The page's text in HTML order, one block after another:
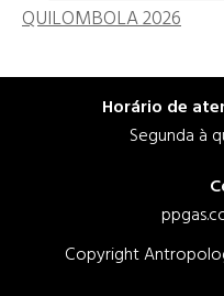
QUILOMBOLA 2026
Horário de
Segunda à
Copyright